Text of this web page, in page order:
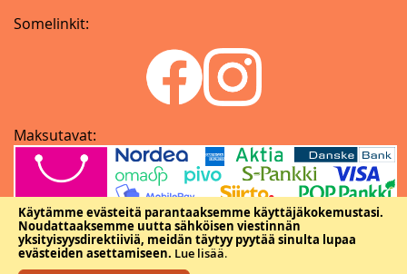
Käytämme evästeitä parantaaksemme käyttäjäkokemustasi.
Noudattaaksemme uutta sähköisen viestinnän
yksityisyysdirektiiviä, meidän täytyy pyytää sinulta lupaa
evästeiden asettamiseen. Lue lisää.
Somelinkit:
Maksutavat: